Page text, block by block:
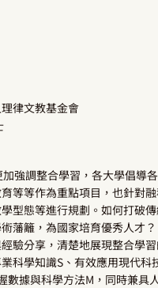
律文教基金會
強調整合學習，各大學倡導
等等作為重點項目，也針對
型態等進行規劃。如何打破
藩籬，為國家培育優秀人才？
驗分享，清楚地展現整合學
科學知識S、有效應用現代科
數據與科學方法M，同時兼具